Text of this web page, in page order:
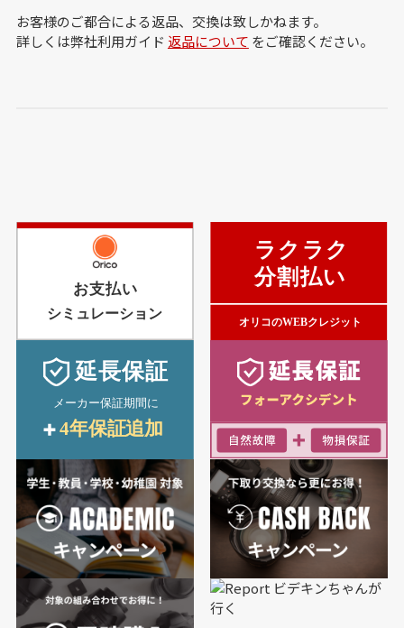
お客様のご都合による返品、交換は致しかねます。
詳しくは弊社利用ガイド 返品について をご確認ください。